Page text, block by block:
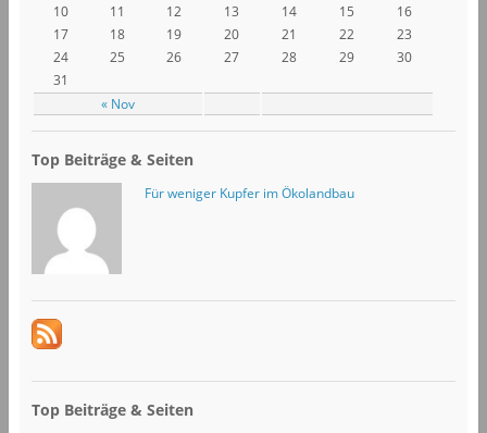
« Nov
10
11 12 13 14 15
16
17
18 19 20 21 22
23
24
25 26 27 28 29
30
31
Top Beiträge & Seiten
Für weniger Kupfer im Ökolandbau
Top Beiträge & Seiten